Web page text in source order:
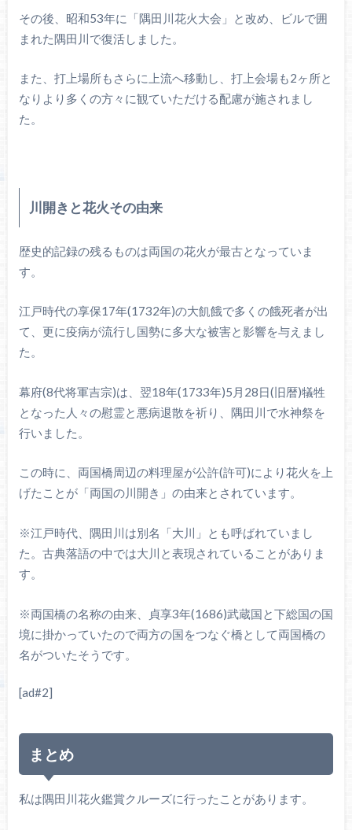
その後、昭和53年に「隅田川花火大会」と改め、ビルで囲
まれた隅田川で復活しました。
また、打上場所もさらに上流へ移動し、打上会場も2ヶ所と
なりより多くの方々に観ていただける配慮が施されまし
た。
川開きと花火その由来
歴史的記録の残るものは両国の花火が最古となっていま
す。
江戸時代の享保17年(1732年)の大飢餓で多くの餓死者が出
て、更に疫病が流行し国勢に多大な被害と影響を与えまし
た。
幕府(8代将軍吉宗)は、翌18年(1733年)5月28日(旧暦)犠牲
となった人々の慰霊と悪病退散を祈り、隅田川で水神祭を
行いました。
この時に、両国橋周辺の料理屋が公許(許可)により花火を上
げたことが「両国の川開き」の由来とされています。
※江戸時代、隅田川は別名「大川」とも呼ばれていまし
た。古典落語の中では大川と表現されていることがありま
す。
※両国橋の名称の由来、貞享3年(1686)武蔵国と下総国の国
境に掛かっていたので両方の国をつなぐ橋として両国橋の
名がついたそうです。
[ad#2]
まとめ
私は隅田川花火鑑賞クルーズに行ったことがあります。